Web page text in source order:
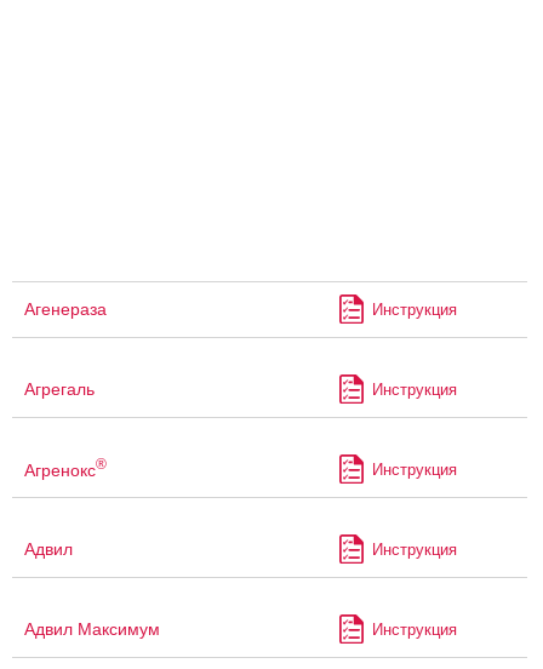
Агенераза Инструкция
Агрегаль Инструкция
Агренокс® Инструкция
Адвил Инструкция
Адвил Максимум Инструкция